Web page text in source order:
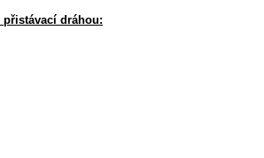
přistávací dráhou: